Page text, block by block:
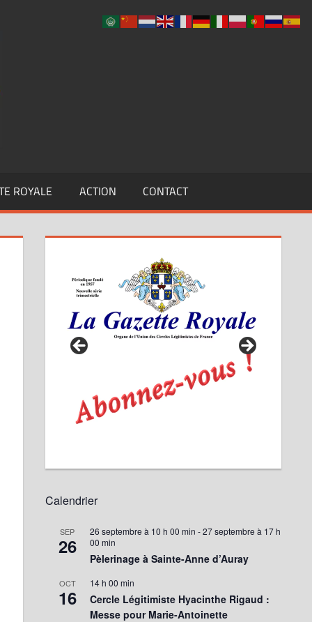
ROYALE ACTION CONTACT
Calendrier
SEP
26
26 septembre à 10 h 00 min -27 septembre à 17 h
00 min
Pèlerinage à Sainte-Anne d’Auray
OCT
16
14 h 00 min
Cercle Légitimiste Hyacinthe Rigaud :
Messe pour Marie-Antoinette